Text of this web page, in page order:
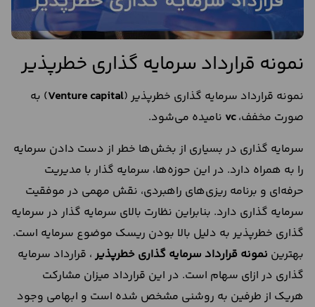
نمونه قرارداد سرمایه گذاری خطرپذیر
نمونه قرارداد سرمایه گذاری خطرپذیر (Venture capital) به
صورت مخفف،vc نامیده می‌شود.
سرمایه گذاری در بسیاری از بخش‌ها خطر از دست دادن سرمایه
را به همراه دارد. در این حوزه‌ها، سرمایه گذار با مدیریت
حرفه‌ای و برنامه ریزی‌های راهبردی، نقش مهمی در موفقیت
سرمایه گذاری دارد. بنابراین نظارت بالای سرمایه گذار در سرمایه
گذاری خطرپذیر به دلیل بالا بودن ریسک موضوع سرمایه است.
بهترین نمونه قرارداد سرمایه گذاری خطرپذیر ، قرارداد سرمایه
گذاری در ازای سهام است. در این قرارداد میزان مشارکت
هریک از طرفین به روشنی مشخص شده است و ابهامی وجود